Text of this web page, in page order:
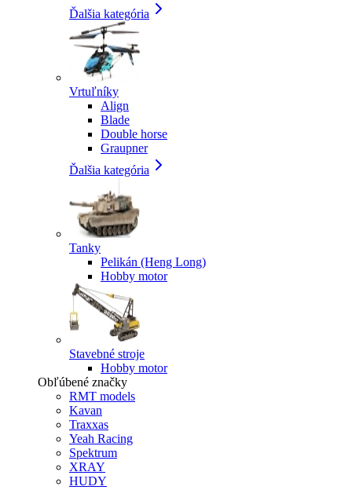
Ďalšia kategória
Vrtuľníky
Align
Blade
Double horse
Graupner
Ďalšia kategória
Tanky
Pelikán (Heng Long)
Hobby motor
Stavebné stroje
Hobby motor
Obľúbené značky
RMT models
Kavan
Traxxas
Yeah Racing
Spektrum
XRAY
HUDY